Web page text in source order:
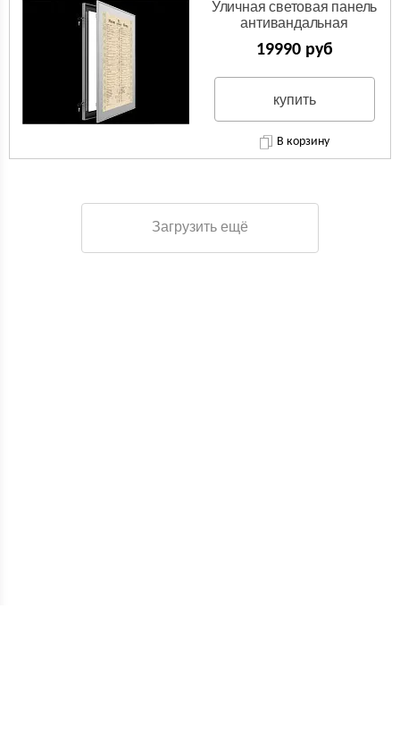
Уличная световая панель
антивандальная
19990 руб
купить
В корзину
Загрузить ещё